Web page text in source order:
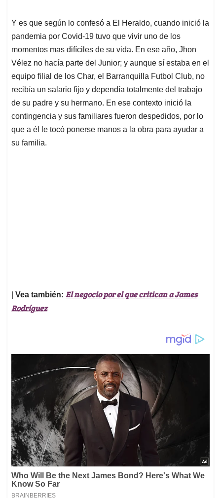
Y es que según lo confesó a El Heraldo, cuando inició la
pandemia por Covid-19 tuvo que vivir uno de los
momentos mas difíciles de su vida. En ese año, Jhon
Vélez no hacía parte del Junior; y aunque sí estaba en el
equipo filial de los Char, el Barranquilla Futbol Club, no
recibía un salario fijo y dependía totalmente del trabajo
de su padre y su hermano. En ese contexto inició la
contingencia y sus familiares fueron despedidos, por lo
que a él le tocó ponerse manos a la obra para ayudar a
su familia.
Vea también: El negocio por el que critican a James
Rodríguez